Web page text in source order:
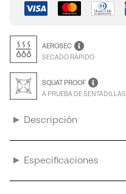
Descripción
Especificaciones
AEROSEC
SECADO RÁPIDO
SQUAT PROOF
A PRUEBA DE SENTADILLAS